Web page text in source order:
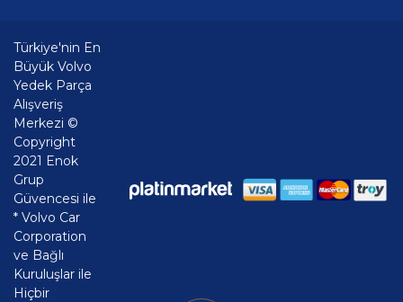
Türkiye'nin En
Büyük Volvo
Yedek Parça
Alışveriş
Merkezi ©
Copyright
2021 Enok
Grup
Güvencesi ile
* Volvo Car
Corporation
ve Bağlı
Kuruluşlar ile
Hiçbir